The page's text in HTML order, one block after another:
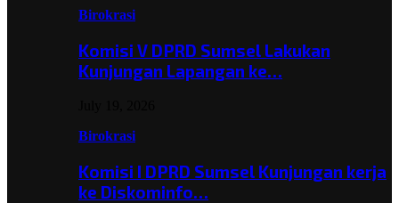
Birokrasi
Komisi V DPRD Sumsel Lakukan
Kunjungan Lapangan ke…
Birokrasi
Komisi I DPRD Sumsel Kunjungan kerja
ke Diskominfo…